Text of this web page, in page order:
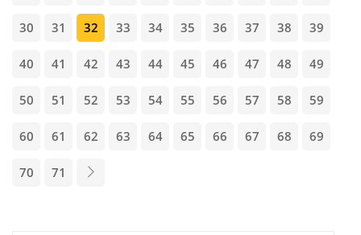
30 31 32 33 34 35 36 37 38 39
40 41 42 43 44 45 46 47 48 49
50 51 52 53 54 55 56 57 58 59
60 61 62 63 64 65 66 67 68 69
70 71